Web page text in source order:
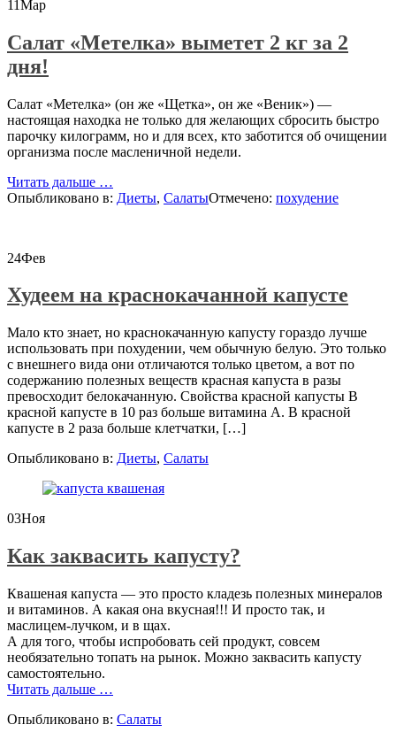
11 Мар
Салат «Метелка» выметет 2 кг за 2
дня!
Салат «Метелка» (он же «Щетка», он же «Веник») —
настоящая находка не только для желающих сбросить быстро
парочку килограмм, но и для всех, кто заботится об очищении
организма после масленичной недели.
Читать дальше
«Метелка»
дня!
…
Опыбликовано в: Диеты, СалатыОтмечено: похудение
24Фев
Худеем на краснокачанной капусте
Мало кто знает, но краснокачанную капусту гораздо лучше
использовать при похудении, чем обычную белую. Это только
с внешнего вида они отличаются только цветом, а вот по
содержанию полезных веществ красная капуста в разы
превосходит белокачанную. Свойства красной капусты В
красной капусте в 10 раз больше витамина А. В красной
капусте в 2 раза больше клетчатки, […]
Опыбликовано в: Диеты, Салаты
03Ноя
Как заквасить капусту?
Квашеная капуста — это просто кладезь полезных минералов
и витаминов. А какая она вкусная!!! И просто так, и
маслицем-лучком, и в щах.
А для того, чтобы испробовать сей продукт, совсем
необязательно топать на рынок. Можно заквасить капусту
самостоятельно.
Читать дальше
капусту?
…
Опыбликовано в: Салаты